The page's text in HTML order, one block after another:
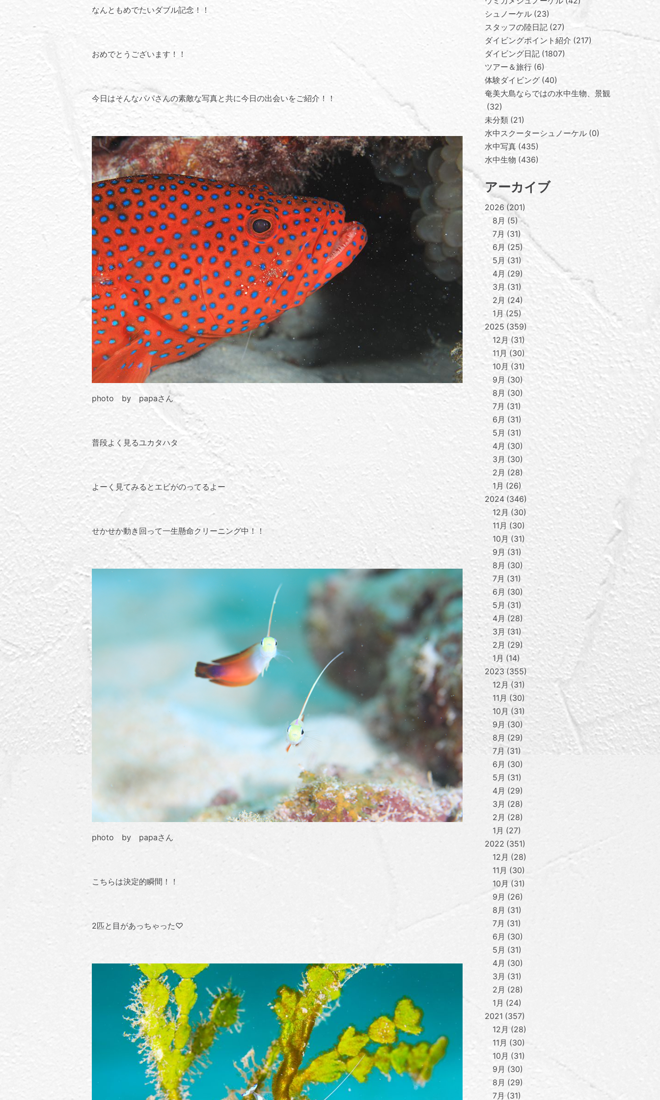
なんともめでたいダブル記念！！
おめでとうございます！！
今日はそんなパパさんの素敵な写真と共に今日の出会いをご紹介！！
photo by papaさん
普段よく見るユカタハタ
よーく見てみるとエビがのってるよー
せかせか動き回って一生懸命クリーニング中！！
photo by papaさん
こちらは決定的瞬間！！
2匹と目があっちゃった♡
シュノーケル 23
スタッフの陸日記 27
ダイビングポイント紹介 217
ダイビング日記 1807
ツアー＆旅行 6
体験ダイビング 40
奄美大島ならではの水中生物、景観
32
未分類 21
水中スクーターシュノーケル 0
水中写真 435
水中生物 436
アーカイブ
2026 201
8月
5
7月
31
6月
25
5月
31
4月
29
3月 31
2月
24
1月
25
2025 359
12月
31
11月
30
10月
31
9月
30
8月
30
7月
31
6月
31
5月
31
4月
30
3月
30
2月
28
1月
26
2024 346
12月
30
11月
30
10月
31
9月
31
8月 30
7月
31
6月
30
5月
31
4月
28
3月
31
2月
29
1月
14
2023 355
12月
31
11月
30
10月
31
9月
30
8月
29
7月
31
6月
30
5月
31
4月
29
3月
28
2月
28
1月
27
2022 351
12月
28
11月
30
10月
31
9月
26
8月
31
7月
31
6月
30
5月
31
4月
30
3月
31
2月
28
1月
24
2021 357
12月
28
11月
30
10月
31
9月
30
8月
29
7月
31